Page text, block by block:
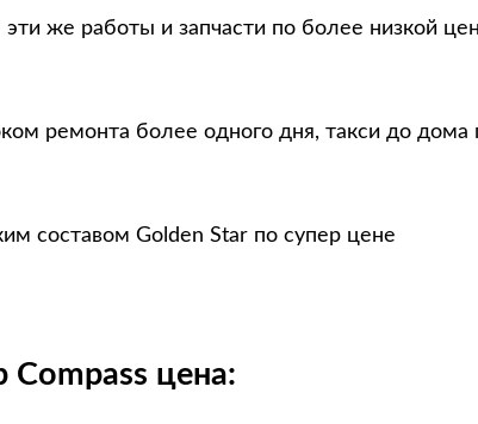
эти же работы и запчасти по более низкой
ремонта более одного дня, такси до дома
составом Golden Star по супер цене
цена: